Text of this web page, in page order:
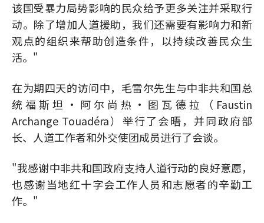
该国受暴力局势影响的民众给予更多关注并采取行
动。除了增加人道援助，我们还需要有影响力和新
观点的组织来帮助创造条件，以持续改善民众生
活。"
在为期四天的访问中，毛雷尔先生与中非共和国总
统福斯坦·阿尔尚热·图瓦德拉（Faustin
Archange Touadéra）举行了会晤，并同政府部
长、人道工作者和外交使团成员进行了会谈。
"我感谢中非共和国政府支持人道行动的良好意愿，
也感谢当地红十字会工作人员和志愿者的辛勤工
作。"